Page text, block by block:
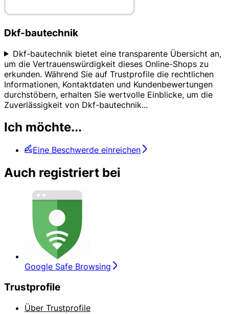
Dkf-bautechnik
Dkf-bautechnik bietet eine transparente Übersicht an,
um die Vertrauenswürdigkeit dieses Online-Shops zu
erkunden. Während Sie auf Trustprofile die rechtlichen
Informationen, Kontaktdaten und Kundenbewertungen
durchstöbern, erhalten Sie wertvolle Einblicke, um die
Zuverlässigkeit von Dkf-bautechnik...
Ich möchte...
Eine Beschwerde einreichen
Auch registriert bei
Google Safe Browsing
Trustprofile
Über Trustprofile